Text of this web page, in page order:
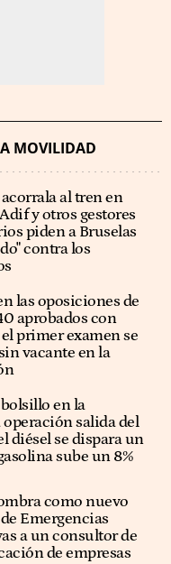
MOVILIDAD
al tren en
y otros gestores
piden a Bruselas
contra los
las oposiciones de
aprobados con
primer examen se
vacante en la
en la
operación salida del
diésel se dispara un
sube un 8%
como nuevo
Emergencias
a un consultor de
de empresas